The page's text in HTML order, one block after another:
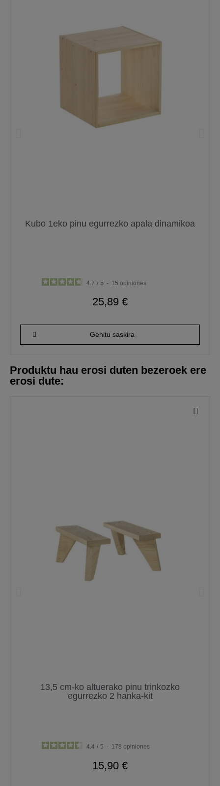
Kubo 1eko pinu egurrezko apala dinamikoa
4.7 / 5 - 15 opiniones
25,89 €
Gehitu saskira
Produktu hau erosi duten bezeroek ere
erosi dute:
13,5 cm-ko altuerako pinu trinkozko
egurrezko 2 hanka-kit
4.4 / 5 - 178 opiniones
15,90 €